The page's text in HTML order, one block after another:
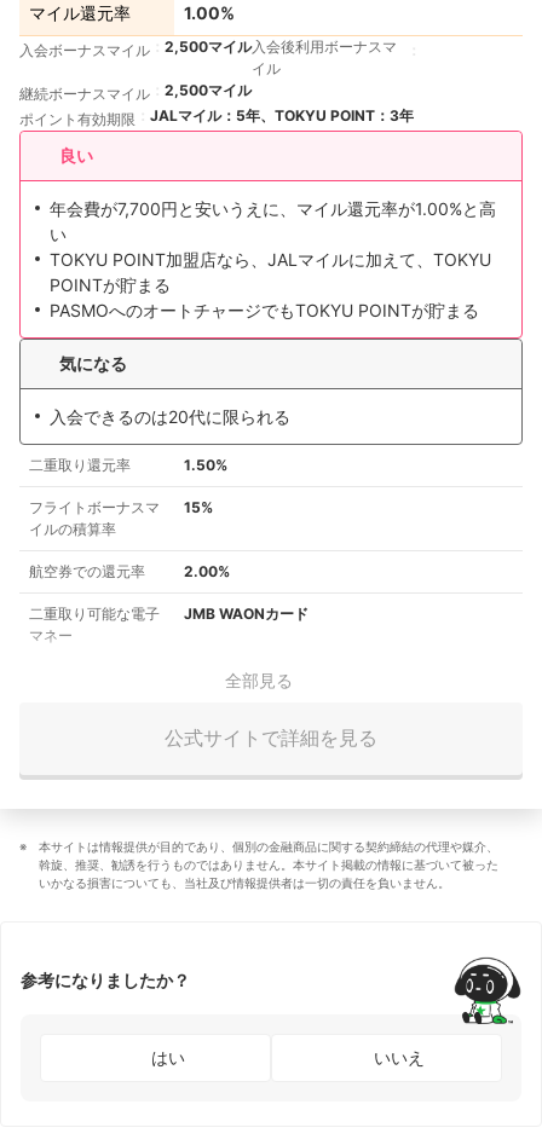
マイル還元率 1.00%
入会ボーナスマイル 2,500マイル入会後利用ボーナスマ
イル
継続ボーナスマイル
2,500マイル
ポイント有効期限
JALマイル：5年、TOKYU POINT：3年
良い
年会費が7,700円と安いうえに、マイル還元率が1.00%と高
い
TOKYU POINT加盟店なら、JALマイルに加えて、TOKYU
POINTが貯まる
PASMOへのオートチャージでもTOKYU POINTが貯まる
気になる
入会できるのは20代に限られる
二重取り還元率 1.50%
フライトボーナスマ
イルの積算率
15%
航空券での還元率 2.00%
二重取り可能な電子
マネー
JMB WAONカード
全部見る
公式サイトで詳細を見る
本サイトは情報提供が目的であり、個別の金融商品に関する契約締結の代理や媒介、
斡旋、推奨、勧誘を行うものではありません。本サイト掲載の情報に基づいて被った
いかなる損害についても、当社及び情報提供者は一切の責任を負いません。
参考になりましたか？
はい いいえ